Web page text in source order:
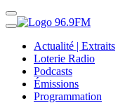
Actualité | Extraits
Loterie Radio
Podcasts
Émissions
Programmation